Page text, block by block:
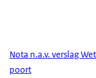
Nota n.a.v. verslag
poort